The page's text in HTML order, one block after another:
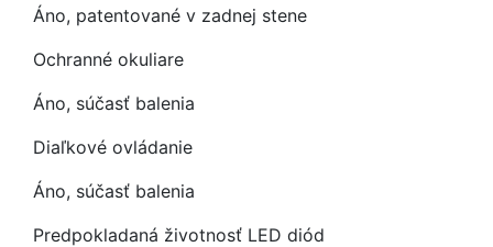
Áno, patentované v zadnej stene
Ochranné okuliare
Áno, súčasť balenia
Diaľkové ovládanie
Áno, súčasť balenia
Predpokladaná životnosť LED diód